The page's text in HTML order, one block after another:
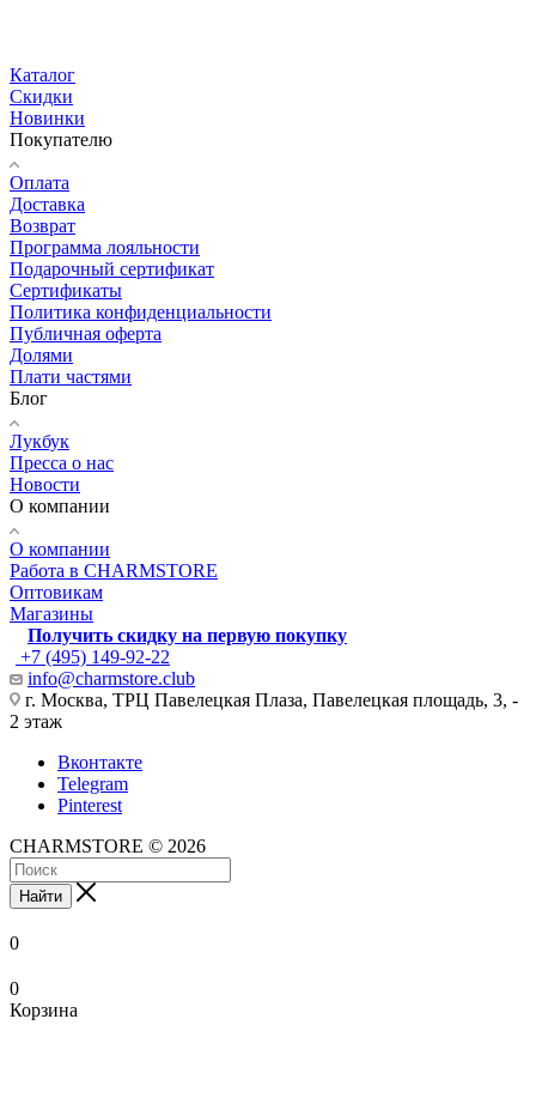
Каталог
Скидки
Новинки
Покупателю
Оплата
Доставка
Возврат
Программа лояльности
Подарочный сертификат
Сертификаты
Политика конфиденциальности
Публичная оферта
Долями
Плати частями
Блог
Лукбук
Пресса о нас
Новости
О компании
О компании
Работа в CHARMSTORE
Оптовикам
Магазины
Получить скидку на первую покупку
+7 (495) 149-92-22
info@charmstore.club
г. Москва, ТРЦ Павелецкая Плаза, Павелецкая площадь, 3, -
2 этаж
Вконтакте
Telegram
Pinterest
CHARMSTORE © 2026
Найти
0
0
Корзина